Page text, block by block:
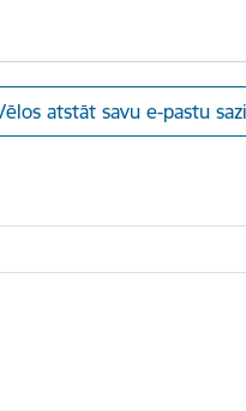
atstāt savu e-pastu